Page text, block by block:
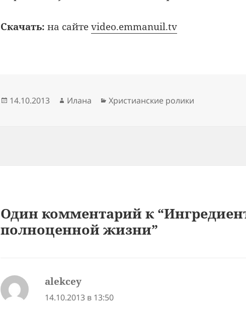
Скачать: на сайтеvideo.emmanuil.tv
Опубликовано
14.10.2013 Автор
Илана Рубрики
Христианские ролики
Один комментарий к
полноценной жизни”
alekcey
14.10.2013 в 13:50